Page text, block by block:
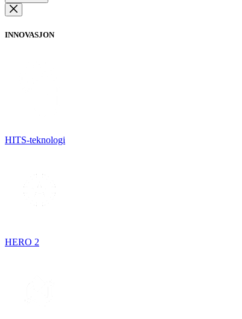
INNOVASJON
HITS-teknologi
HERO 2